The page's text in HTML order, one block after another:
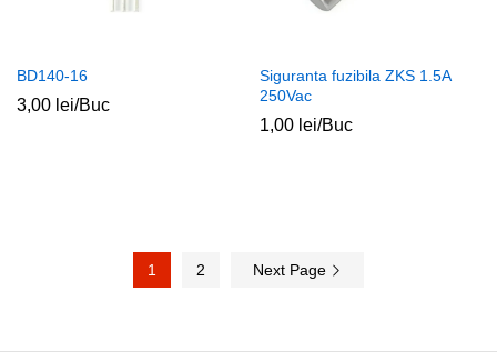
BD140-16
3,00 lei/Buc
Siguranta fuzibila ZKS 1.5A
250Vac
1,00 lei/Buc
1 2 Next Page